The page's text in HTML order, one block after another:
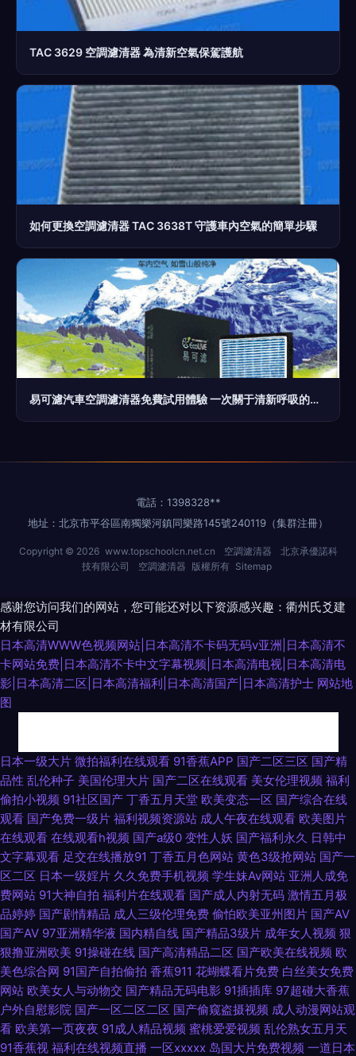
TAC 3629 空調濾清器 為清新空氣保駕護航
如何更換空調濾清器 TAC 3638T 守護車內空氣的簡單步驟
易可濾汽車空調濾清器免費試用體驗 一次關于清新呼吸的深度評測
電話：1398328**
地址：北京市平谷區南獨樂河鎮同樂路145號240119（集群注冊）
Copyright © 2026 www.topschoolcn.net.cn 空調濾清器
北京承優諾科
技有限公司
空調濾清器 版權所有 Sitemap
感谢您访问我们的网站，您可能还对以下资源感兴趣：衢州氏爻建
材有限公司
日本高清WWW色视频网站|日本高清不卡码无码v亚洲|日本高清不
卡网站免费|日本高清不卡中文字幕视频|日本高清电视|日本高清电
影|日本高清二区|日本高清福利|日本高清国产|日本高清护士 网站地
图
美影院婷婷视频 欧美人妖人兽 欧美另类bdsm 免费看片91 久久精品视频网站
肏屄网站 91传媒国产吴梦梦 91工厂熟女露脸 大香蕉福利导航 91免费小视频
在线观看 国产成人精品一二三区 五月天综合色图 午夜福利院281 1024老司
机看片 91操美女 91av视频在线导航 中文字幕十六区 亚洲色图男人天堂Av
香蕉视频av麻烦 五月天成人导航 色交亚韩 日韩欧美爱爱 青草社区久久 97资
源共享 国产精品色 黑人无码一区 人妻福利95 日韩成人在线入口 日韩免费成
人黄色网址 欧美日在线 久久人妻视频 九一超碰网 精东91涩天堂 国产91在线
日本一级大片 微拍福利在线观看 91香蕉APP 国产二区三区 国产精
品性 乱伦种子 美国伦理大片 国产二区在线观看 美女伦理视频 福利
偷拍小视频 91社区国产 丁香五月天堂 欧美变态一区 国产综合在线
观看 国产免费一级片 福利视频资源站 成人午夜在线观看 欧美图片
在线观看 在线观看h视频 国产a级0 变性人妖 国产福利永久 日韩中
文字幕观看 足交在线播放91 丁香五月色网站 黄色3级抢网站 国产一
区二区 日本一级婬片 久久免费手机视频 学生妹Av网站 亚洲人成免
费网站 91大神自拍 福利片在线观看 国产成人内射无码 激情五月极
品婷婷 国产剧情精品 成人三级伦理免费 偷怕欧美亚州图片 国产AV
国产AV 97亚洲精华液 国内精自线 国产精品3级片 成年女人视频 狠
狠撸亚洲欧美 91操碰在线 国产高清精品二区 国产欧美在线视频 欧
美色综合网 91国产自拍偷拍 香蕉911 花蝴蝶看片免费 白丝美女免费
网站 欧美女人与动物交 国产精品无码电影 91插插库 97超碰大香蕉
户外自慰影院 国产一区二区二区 国产偷窥盗摄视频 成人动漫网站观
看 欧美第一页夜夜 91成人精品视频 蜜桃爱爱视频 乱伦熟女五月天
91香蕉视 福利在线视频直播 一区xxxxx 岛国大片免费视频 一道日本